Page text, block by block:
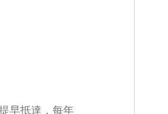
早抵達，每年